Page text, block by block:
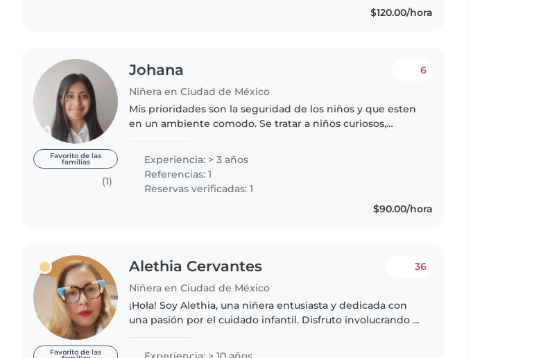
$120.00/hora
Favorito de las
familias
(1)
Johana
Niñera en Ciudad de México
6
Mis prioridades son la seguridad de los niños y que esten
en un ambiente comodo. Se tratar a niños curiosos,
experiencia cuidando..
Experiencia: > 3 años
Referencias: 1
Reservas verificadas: 1
$90.00/hora
Favorito de las
Alethia Cervantes
Niñera en Ciudad de México
36
¡Hola! Soy Alethia, una niñera entusiasta y dedicada con
una pasión por el cuidado infantil. Disfruto involucrando a
manualidades,..